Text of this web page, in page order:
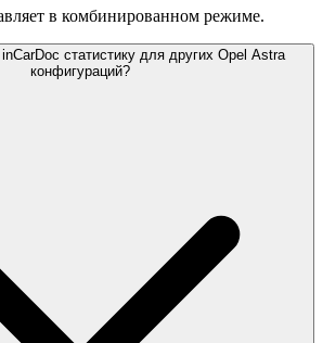
в комбинированном режиме.
статистику для других Opel Astra
конфигураций?